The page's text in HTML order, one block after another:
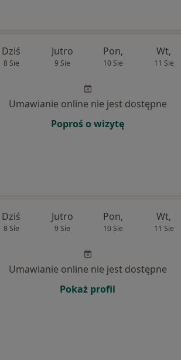
Dziś
8 Sie
Jutro
9 Sie
Pon,
10 Sie
Wt,
11 Sie
Umawianie online nie jest dostępne
Poproś o wizytę
Dziś
8 Sie
Jutro
9 Sie
Pon,
10 Sie
Wt,
11 Sie
Umawianie online nie jest dostępne
Pokaż profil